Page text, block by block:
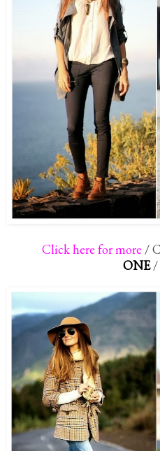
Click here for more /
ONE/